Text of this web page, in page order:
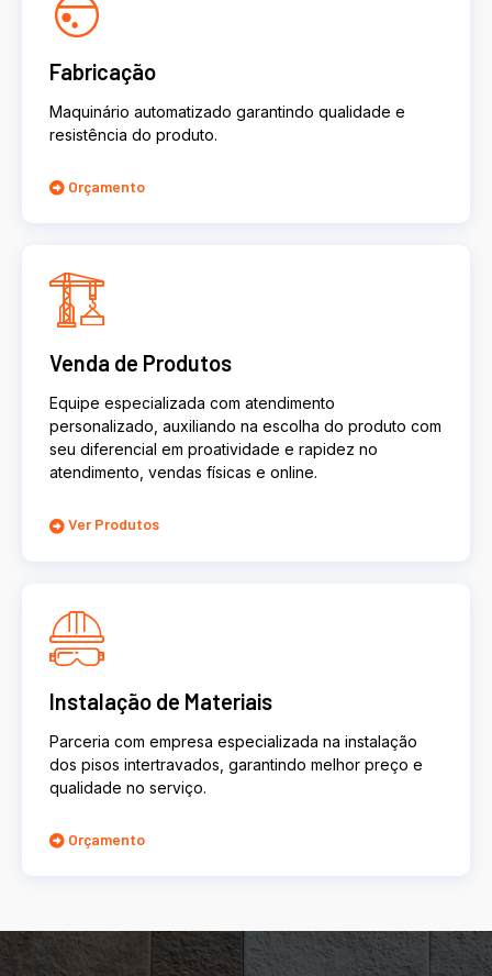
Fabricação
Maquinário automatizado garantindo qualidade e
resistência do produto.
Orçamento
Venda de Produtos
Equipe especializada com atendimento
personalizado, auxiliando na escolha do produto com
seu diferencial em proatividade e rapidez no
atendimento, vendas físicas e online.
Ver Produtos
Instalação de Materiais
Parceria com empresa especializada na instalação
dos pisos intertravados, garantindo melhor preço e
qualidade no serviço.
Orçamento